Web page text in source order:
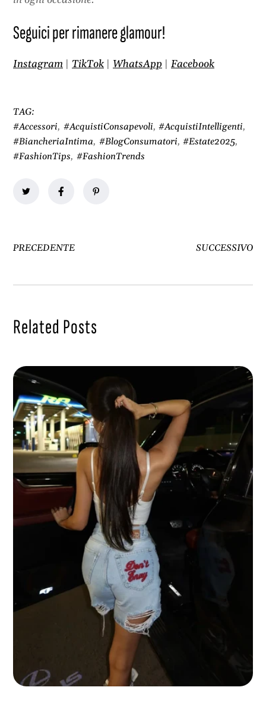
Seguici per rimanere glamour!
Instagram TikTok WhatsApp Facebook
TAG:
#Accessori, #AcquistiConsapevoli, #AcquistiIntelligenti,
#BiancheriaIntima, #BlogConsumatori, #Estate2025,
#FashionTips, #FashionTrends
PRECEDENTE SUCCESSIVO
Related Posts